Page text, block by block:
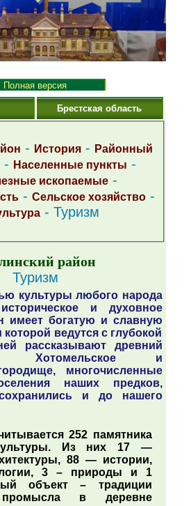
Полная версия
Брестская область
- История - Районный
- Населенные пункты -
ископаемые -
- Сельское хозяйство -
- Туризм
район
Туризм
культуры любого народа
и духовное
имеет богатую и славную
ведутся с глубокой
рассказывают древний
Хотомельское и
многочисленные
наших предков,
и до нашего
252 памятника
Из них 17 —
88 — истории,
3 – природы и 1
объект – традиции
промысла в деревне